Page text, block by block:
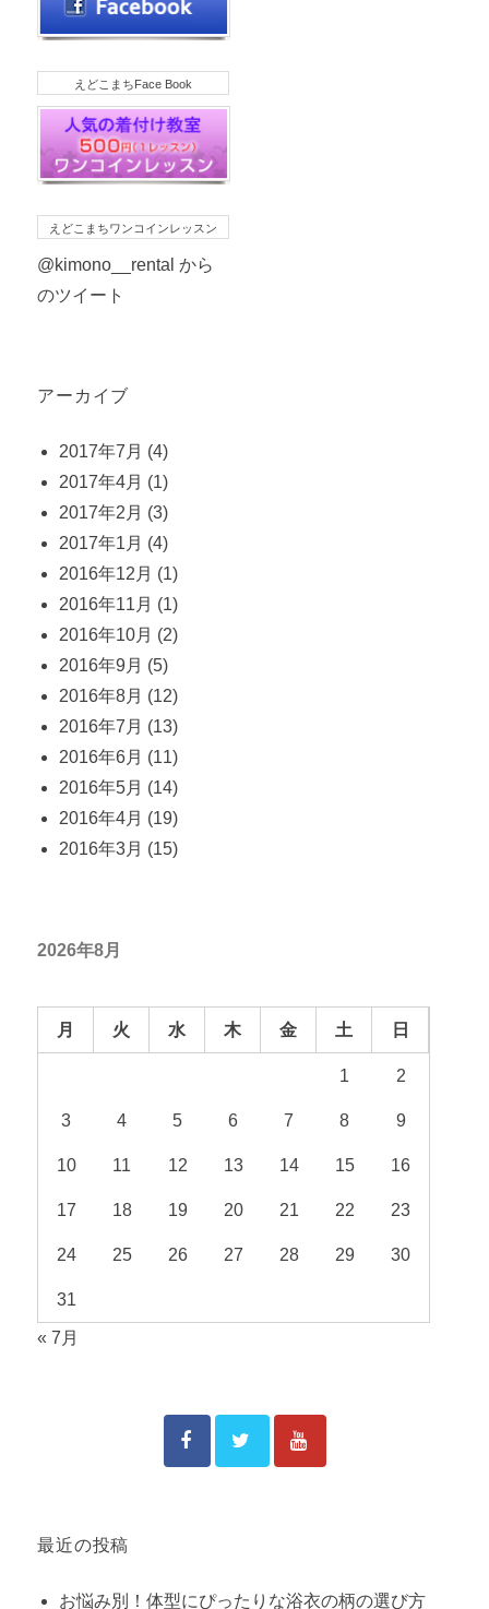
えどこまちFace Book
えどこまちワンコインレッスン
@kimono__rental から
のツイート
アーカイブ
2017年7月 (4)
2017年4月 (1)
2017年2月 (3)
2017年1月 (4)
2016年12月 (1)
2016年11月 (1)
2016年10月 (2)
2016年9月 (5)
2016年8月 (12)
2016年7月 (13)
2016年6月 (11)
2016年5月 (14)
2016年4月 (19)
2016年3月 (15)
2026年8月
月 火 水 木 金 土 日
1 2
3 4 5 6 7 8 9
10 11 12 13 14 15 16
17 18 19 20 21 22 23
24 25 26 27 28 29 30
31
« 7月
最近の投稿
お悩み別！体型にぴったりな浴衣の柄の選び方